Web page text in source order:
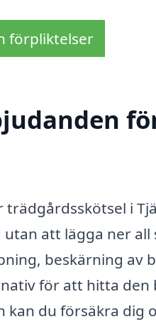
förpliktelser
i
att lägga ner
beskärning av
för att hitta den
kan du försäkra dig